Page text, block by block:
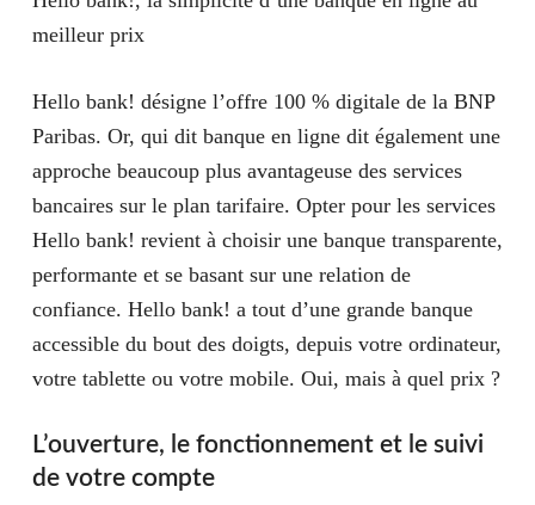
meilleur prix
Hello bank! désigne l’offre 100 % digitale de la BNP
Paribas. Or, qui dit banque en ligne dit également une
approche beaucoup plus avantageuse des services
bancaires sur le plan tarifaire. Opter pour les services
Hello bank! revient à choisir une banque transparente,
performante et se basant sur une relation de
confiance. Hello bank! a tout d’une grande banque
accessible du bout des doigts, depuis votre ordinateur,
votre tablette ou votre mobile. Oui, mais à quel prix ?
L’ouverture, le fonctionnement et le suivi
de votre compte